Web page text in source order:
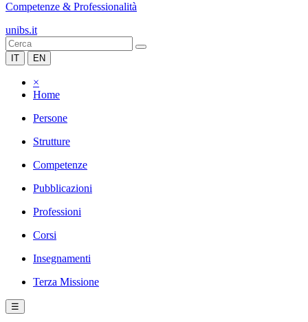
Competenze & Professionalità
unibs.it
IT EN
×
Home
Persone
Strutture
Competenze
Pubblicazioni
Professioni
Corsi
Insegnamenti
Terza Missione
☰